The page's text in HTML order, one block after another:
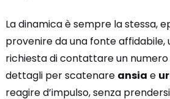
La dinamica è sempre la stessa,
provenire da una fonte affidabile,
richiesta di contattare un
dettagli per scatenare ansia e
reagire d’impulso, senza